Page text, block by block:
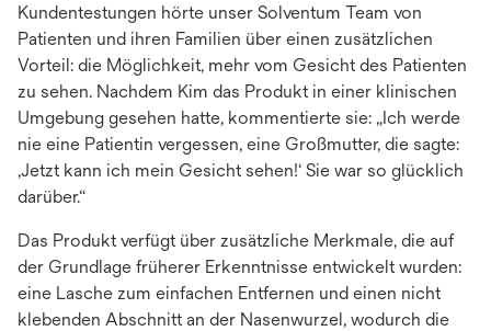
Kundentestungen hörte unser Solventum Team von
Patienten und ihren Familien über einen zusätzlichen
Vorteil: die Möglichkeit, mehr vom Gesicht des Patienten
zu sehen. Nachdem Kim das Produkt in einer klinischen
Umgebung gesehen hatte, kommentierte sie: „Ich werde
nie eine Patientin vergessen, eine Großmutter, die sagte:
‚Jetzt kann ich mein Gesicht sehen!‘ Sie war so glücklich
darüber.“
Das Produkt verfügt über zusätzliche Merkmale, die auf
der Grundlage früherer Erkenntnisse entwickelt wurden:
eine Lasche zum einfachen Entfernen und einen nicht
klebenden Abschnitt an der Nasenwurzel, wodurch die